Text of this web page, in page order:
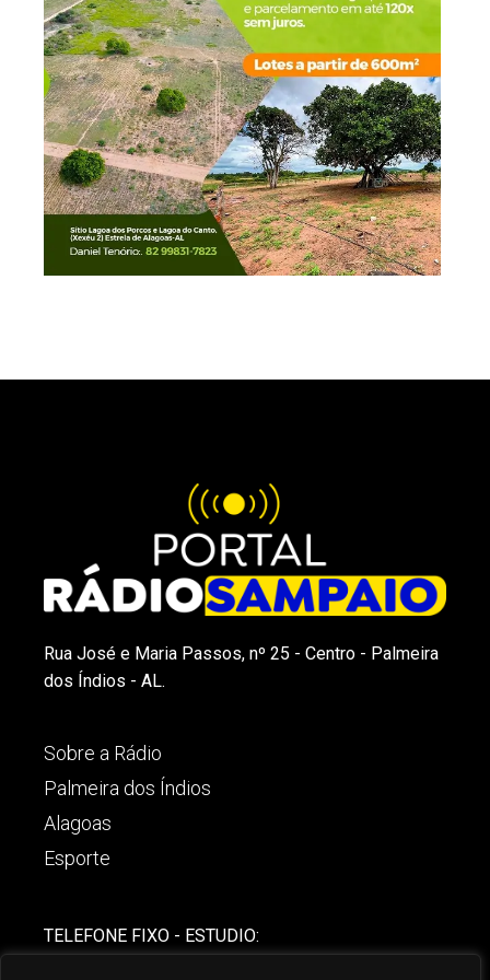
Rua José e Maria Passos, nº 25 - Centro - Palmeira
dos Índios - AL.
Sobre a Rádio
Palmeira dos Índios
Alagoas
Esporte
TELEFONE FIXO - ESTUDIO: